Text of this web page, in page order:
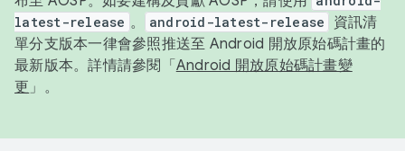
latest-release 。 android-latest-release
資訊清
單分支版本一律會參照推送至 Android 開放原始碼計畫的
最新版本。詳情請參閱「 Android 開放原始碼計畫變
更 」。